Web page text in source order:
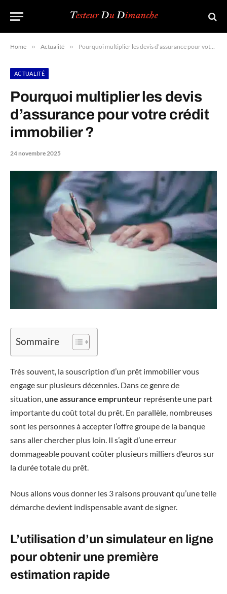
Home » Actualité » Pourquoi multiplier les devis d’assurance pour votre crédit immobilier ?
ACTUALITÉ
Pourquoi multiplier les devis
d’assurance pour votre crédit
immobilier ?
24 novembre 2025
Sommaire
Très souvent, la souscription d’un prêt immobilier vous
engage sur plusieurs décennies. Dans ce genre de
situation, une assurance emprunteur représente une part
importante du coût total du prêt. En parallèle, nombreuses
sont les personnes à accepter l’offre groupe de la banque
sans aller chercher plus loin. Il s’agit d’une erreur
dommageable pouvant coûter plusieurs milliers d’euros sur
la durée totale du prêt.
Nous allons vous donner les 3 raisons prouvant qu’une telle
démarche devient indispensable avant de signer.
L’utilisation d’un simulateur en ligne
pour obtenir une première
estimation rapide